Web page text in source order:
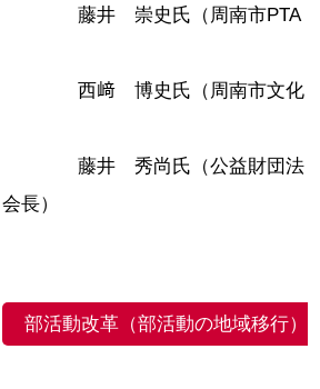
氏（周南市PTA
氏（周南市文化
氏（公益財団法
長）
部活動改革（部活動の地域移行）